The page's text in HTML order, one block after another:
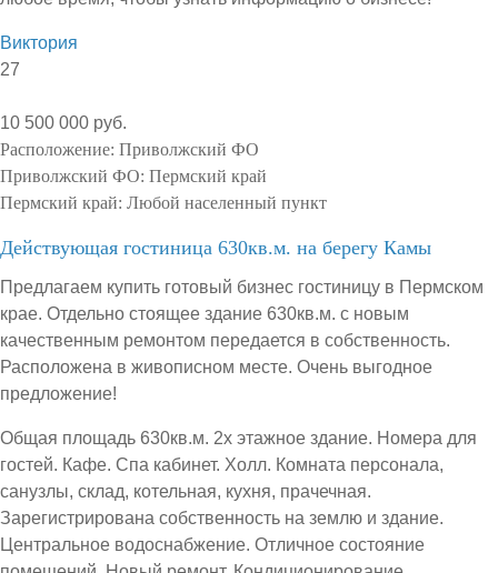
Виктория
27
10 500 000 руб.
Расположение: Приволжский ФО
Приволжский ФО: Пермский край
Пермский край: Любой населенный пункт
Действующая гостиница 630кв.м. на берегу Камы
Предлагаем купить готовый бизнес гостиницу в Пермском
крае. Отдельно стоящее здание 630кв.м. с новым
качественным ремонтом передается в собственность.
Расположена в живописном месте. Очень выгодное
предложение!
Общая площадь 630кв.м. 2х этажное здание. Номера для
гостей. Кафе. Спа кабинет. Холл. Комната персонала,
санузлы, склад, котельная, кухня, прачечная.
Зарегистрирована собственность на землю и здание.
Центральное водоснабжение. Отличное состояние